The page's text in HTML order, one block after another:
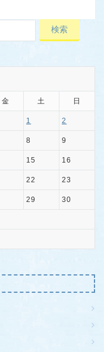
金 土 日
1 2
8 9
15 16
22 23
29 30